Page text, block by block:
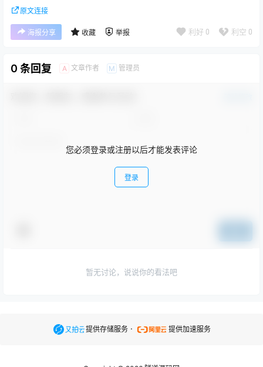
原文连接
海报分享 收藏 举报 利好 0 利空 0
0 条回复 A 文章作者 M 管理员
您必须登录或注册以后才能发表评论
登录
暂无讨论，说说你的看法吧
提供存储服务 . 提供加速服务